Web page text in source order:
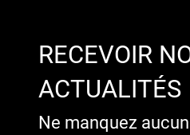
RECEVOIR
ACTUALITÉS
Ne manquez